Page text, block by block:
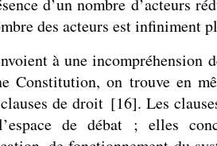
d’un nombre d’acteurs
des acteurs est infiniment
à une incompréhension
Constitution, on trouve en
de droit [16]. Les
de débat ; elles